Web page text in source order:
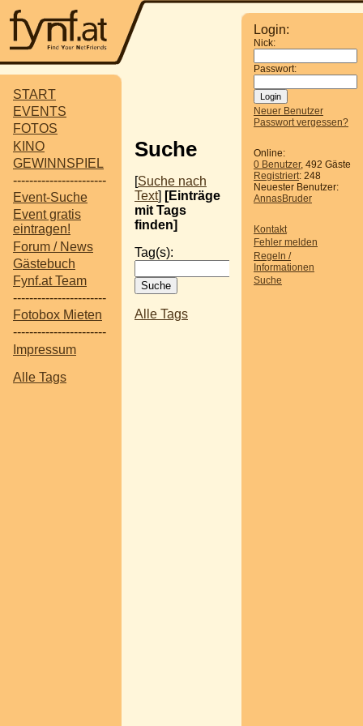
START
EVENTS
FOTOS
KINO
GEWINNSPIEL
-----------------------
Event-Suche
Event gratis
eintragen!
Forum / News
Gästebuch
Fynf.at Team
-----------------------
Fotobox Mieten
-----------------------
Impressum
Alle Tags
Login:
Nick:
Passwort:
Neuer Benutzer
Passwort vergessen?
Online:
0 Benutzer, 492 Gäste
Registriert: 248
Neuester Benutzer:
AnnasBruder
Kontakt
Fehler melden
Regeln /
Informationen
Suche
Suche
[Suche nach
Text] [Einträge
mit Tags
finden]
Tag(s):
Alle Tags